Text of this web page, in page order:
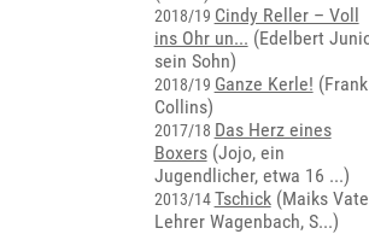
2018/19 Cindy Reller – Voll
ins Ohr un... (Edelbert
sein Sohn)
2018/19 Ganze Kerle! (Frank
Collins)
2017/18 Das Herz eines
Boxers(Jojo, ein
Jugendlicher, etwa 16 ...)
2013/14Tschick(Maiks
Lehrer Wagenbach, S...)